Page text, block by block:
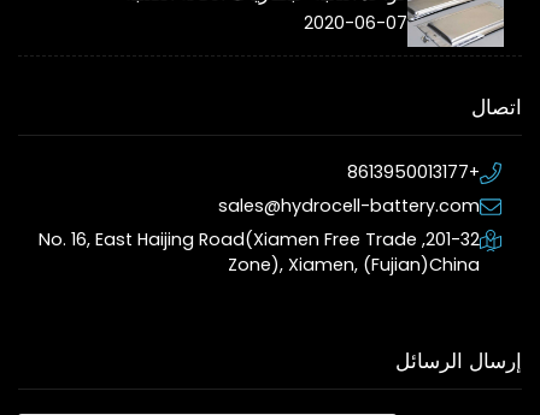
2020-06-07
اتصال
+8613950013177
sales@hydrocell-battery.com
201-32, No. 16, East Haijing Road(Xiamen Free Trade
Zone), Xiamen, (Fujian)China
إرسال الرسائل